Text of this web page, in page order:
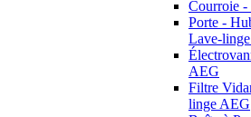
Courroie
Porte -
Lave-
AEG
Filtre
linge AEG